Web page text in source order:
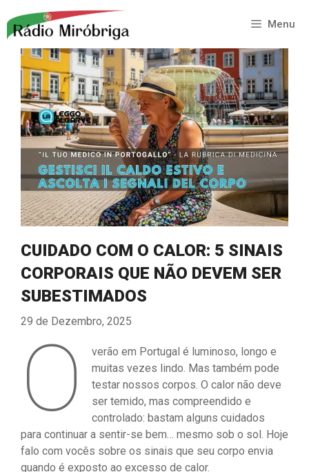
para
conteúdo
Menu
CUIDADO COM O CALOR: 5 SINAIS
CORPORAIS QUE NÃO DEVEM SER
SUBESTIMADOS
29 de Dezembro, 2025
O
verão em Portugal é luminoso, longo e
muitas vezes lindo. Mas também pode
testar nossos corpos. O calor não deve
ser temido, mas compreendido e
controlado: bastam alguns cuidados
para continuar a sentir-se bem… mesmo sob o sol. Hoje
falo com vocês sobre os sinais que seu corpo envia
quando é exposto ao excesso de calor.